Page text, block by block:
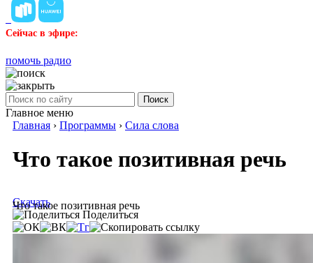
Сейчас в эфире:
помочь радио
Поиск
Главное меню
Главная › Программы › Сила слова
Что такое позитивная речь
Что такое позитивная речь
Скачать
Поделиться